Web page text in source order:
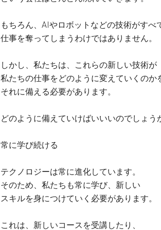
もちろん、AIやロボットなどの技術がすべ
仕事を奪ってしまうわけではありません。
しかし、私たちは、これらの新しい技術が
私たちの仕事をどのように変えていくのか
それに備える必要があります。
どのように備えていけばいいいのでしょう
常に学び続ける
テクノロジーは常に進化しています。
そのため、私たちも常に学び、新しい
スキルを身につけていく必要があります。
これは、新しいコースを受講したり、